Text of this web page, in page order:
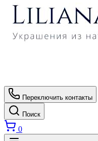
Переключить контакты
Поиск
0